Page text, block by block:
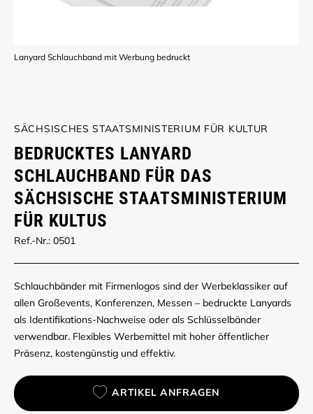
Lanyard Schlauchband mit Werbung bedruckt
SÄCHSISCHES STAATSMINISTERIUM FÜR KULTUR
BEDRUCKTES LANYARD
SCHLAUCHBAND FÜR DAS
SÄCHSISCHE STAATSMINISTERIUM
FÜR KULTUS
Ref.-Nr.: 0501
Schlauchbänder mit Firmenlogos sind der Werbeklassiker auf
allen Großevents, Konferenzen, Messen – bedruckte Lanyards
als Identifikations-Nachweise oder als Schlüsselbänder
verwendbar. Flexibles Werbemittel mit hoher öffentlicher
Präsenz, kostengünstig und effektiv.
ARTIKEL ANFRAGEN